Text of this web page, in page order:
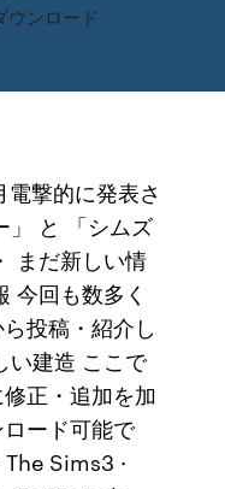
ンロード
撃的に発表さ
」 と 「シムズ
まだ新しい情
今回も数多く
投稿・紹介し
い建造 ここで
正・追加を加
ード可能で
Sims3 ·